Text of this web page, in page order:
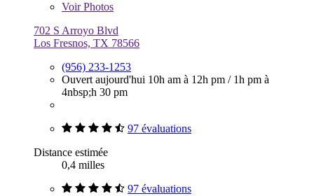
VoirPhotos
702 S Arroyo Blvd
Los Fresnos, TX 78566
(956) 233-1253
Ouvert aujourd'hui 10h am à 12h pm / 1h pm à
4nbsp;h 30 pm
97 évaluations
Distance estimée
0,4 milles
97 évaluations